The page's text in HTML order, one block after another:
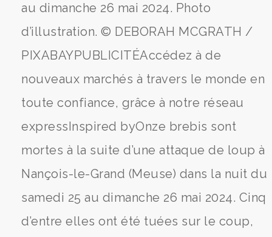
au dimanche 26 mai 2024. Photo
d’illustration. © DEBORAH MCGRATH /
PIXABAYPUBLICITÉAccédez à de
nouveaux marchés à travers le monde en
toute confiance, grâce à notre réseau
expressInspired byOnze brebis sont
mortes à la suite d’une attaque de loup à
Nançois-le-Grand (Meuse) dans la nuit du
samedi 25 au dimanche 26 mai 2024. Cinq
d’entre elles ont été tuées sur le coup,